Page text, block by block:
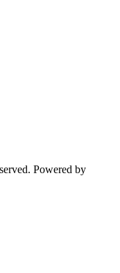
Powered by